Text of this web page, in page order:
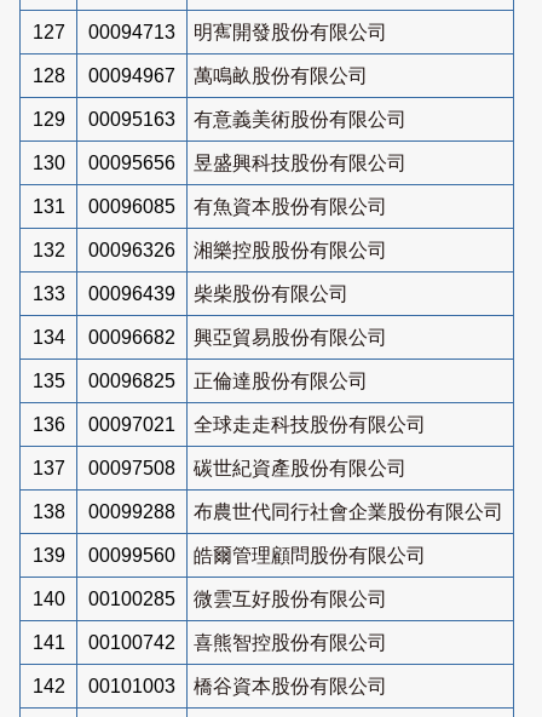
127 00094713 明寯開發股份有限公司
128 00094967 萬鳴畝股份有限公司
129 00095163 有意義美術股份有限公司
130 00095656 昱盛興科技股份有限公司
131 00096085 有魚資本股份有限公司
132 00096326 湘樂控股股份有限公司
133 00096439 柴柴股份有限公司
134 00096682 興亞貿易股份有限公司
135 00096825 正倫達股份有限公司
136 00097021 全球走走科技股份有限公司
137 00097508 碳世紀資產股份有限公司
138 00099288 布農世代同行社會企業股份有限公司
139 00099560 皓爾管理顧問股份有限公司
140 00100285 微雲互好股份有限公司
141 00100742 喜熊智控股份有限公司
142 00101003 橋谷資本股份有限公司